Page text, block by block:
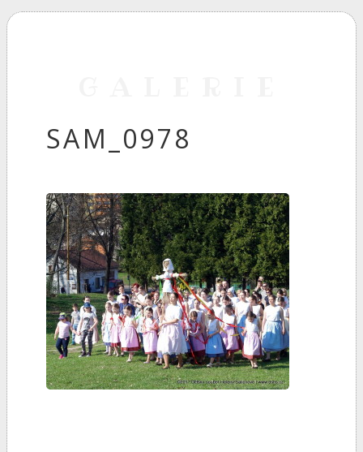
SAM_0978